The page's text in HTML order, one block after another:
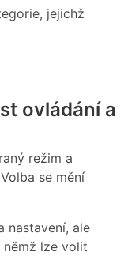
jejichž
ovládání a
režim a
se mění
nastavení, ale
lze volit